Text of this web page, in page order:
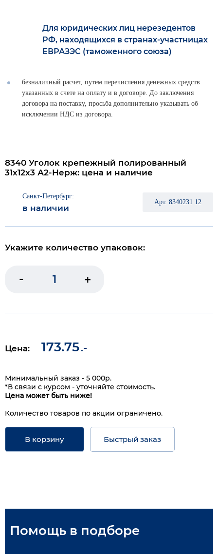
Для юридических лиц нерезедентов
РФ, находящихся в странах-участницах
ЕВРАЗЭС (таможенного союза)
безналичный расчет, путем перечисления денежных средств
указанных в счете на оплату и в договоре. До заключения
договора на поставку, просьба дополнительно указывать об
исключении НДС из договора.
8340 Уголок крепежный полированный
31x12x3 А2-Нерж: цена и наличие
Санкт-Петербург:
в наличии
Арт. 8340231 12
Укажите количество упаковок:
- +
Цена: 173.75.-
Минимальный заказ - 5 000р.
*В связи с курсом - уточняйте стоимость.
Цена может быть ниже!
Количество товаров по акции ограничено.
В корзину Быстрый заказ
Помощь в подборе